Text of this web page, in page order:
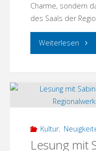
Charme, sondern
des Saals der
Weiterlesen
Sabine
Kultur,
Lesung mit